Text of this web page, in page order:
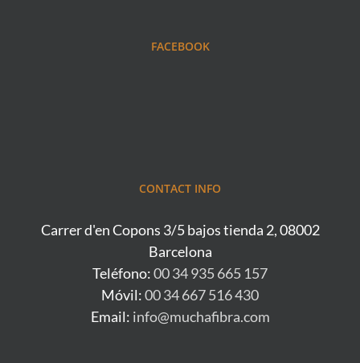
FACEBOOK
CONTACT INFO
Carrer d'en Copons 3/5 bajos tienda 2, 08002
Barcelona
Teléfono:00 34 935 665 157
Móvil:00 34 667 516 430
Email: info@muchafibra.com